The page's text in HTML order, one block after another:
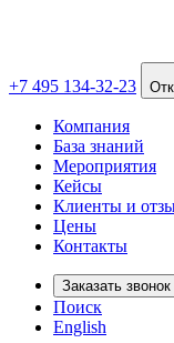
+7 495 134-32-23
Компания
База знаний
Мероприятия
Кейсы
Клиенты и
Цены
Контакты
Заказать звонок
Поиск
English